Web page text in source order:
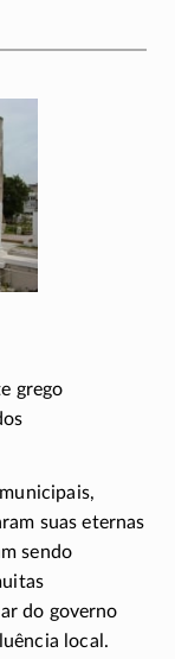
grego
suas eternas
sendo
do governo
local.